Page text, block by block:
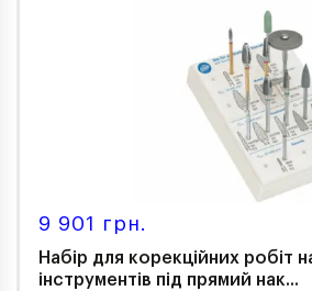
9 901 грн.
Набір для корекційних робіт
інструментів під прямий нак...